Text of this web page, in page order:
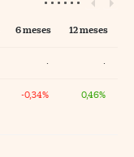
6 meses 12 meses
· ·
-0,34% 0,46%